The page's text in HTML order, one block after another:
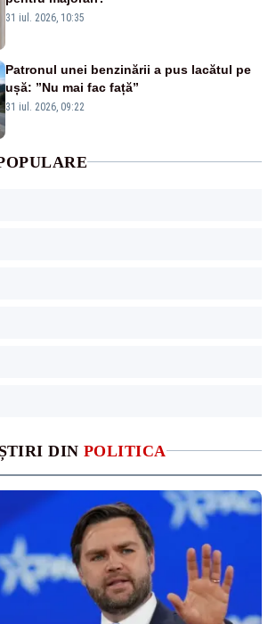
DIN POLITICA
31 iul. 2026, 10:35
Patronul unei benzinării a pus lacătul pe
ușă: ”Nu mai fac față”
31 iul. 2026, 09:22